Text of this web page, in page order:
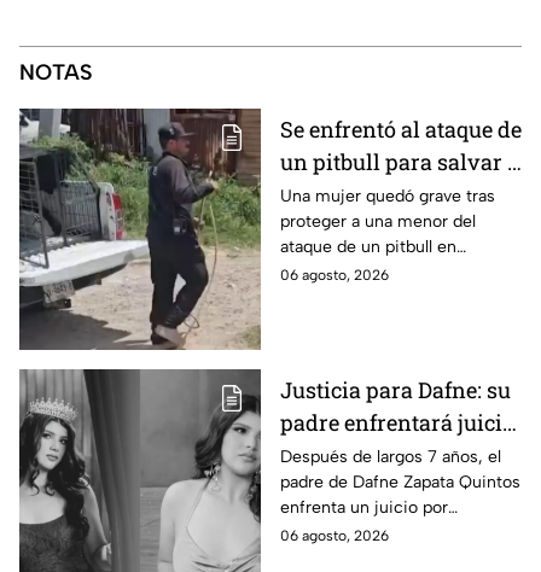
NOTAS
Se enfrentó al ataque de
un pitbull para salvar a
una menor; hoy lucha
por su vida en Zapopan
Una mujer quedó grave tras
proteger a una menor del
ataque de un pitbull en
Zapopan; la víctima sufrió
06 agosto, 2026
Justicia para Dafne: su
padre enfrentará juicio
por presunto abuso
cometido en 2019 en
Tamaulipas
Después de largos 7 años, el
padre de Dafne Zapata Quintos
enfrenta un juicio por
presuntamente abusar de la
06 agosto, 2026